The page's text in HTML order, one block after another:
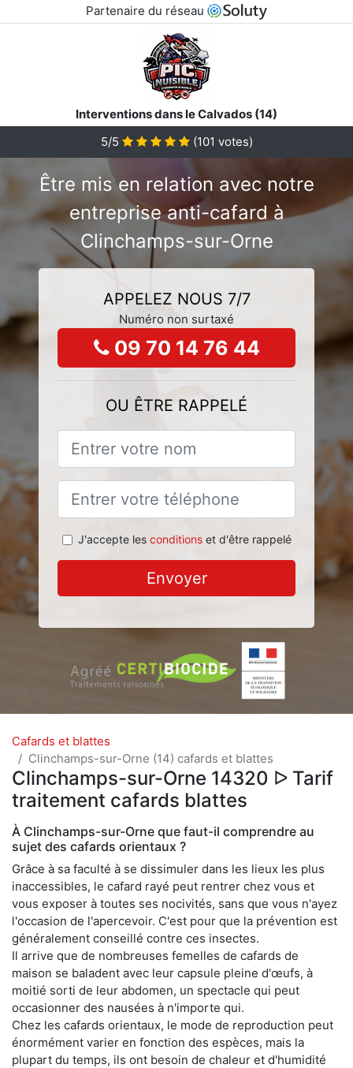
Partenaire du réseau
Interventions dans le Calvados (14)
5/5
(101 votes)
Être mis en relation avec notre
entreprise anti-cafard à
Clinchamps-sur-Orne
APPELEZ NOUS 7/7
Numéro non surtaxé
09 70 14 76 44
OU ÊTRE RAPPELÉ
J'accepte les conditionset d'être rappelé
Envoyer
Cafards et blattes
Clinchamps-sur-Orne (14) cafards et blattes
Clinchamps-sur-Orne 14320 ᐅ Tarif
traitement cafards blattes
À Clinchamps-sur-Orne que faut-il comprendre au
sujet des cafards orientaux ?
Grâce à sa faculté à se dissimuler dans les lieux les plus
inaccessibles, le cafard rayé peut rentrer chez vous et
vous exposer à toutes ses nocivités, sans que vous n'ayez
l'occasion de l'apercevoir. C'est pour que la prévention est
généralement conseillé contre ces insectes.
Il arrive que de nombreuses femelles de cafards de
maison se baladent avec leur capsule pleine d'œufs, à
moitié sorti de leur abdomen, un spectacle qui peut
occasionner des nausées à n'importe qui.
Chez les cafards orientaux, le mode de reproduction peut
énormément varier en fonction des espèces, mais la
plupart du temps, ils ont besoin de chaleur et d'humidité